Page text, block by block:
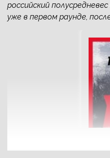
российский
уже в первом раунде,